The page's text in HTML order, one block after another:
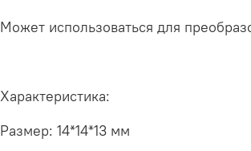
Может использоваться для
Характеристика:
Размер: 14*14*13 мм